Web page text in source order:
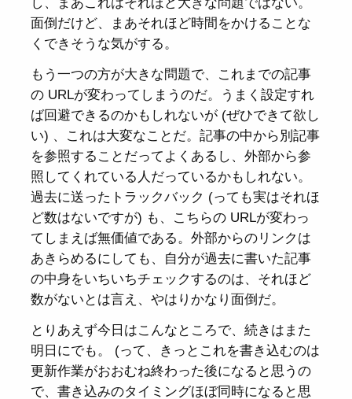
面倒だけど、まあそれほど時間をかけることな
くできそうな気がする。
もう一つの方が大きな問題で、これまでの記事
の URLが変わってしまうのだ。うまく設定すれ
ば回避できるのかもしれないが (ぜひできて欲し
い) 、これは大変なことだ。記事の中から別記事
を参照することだってよくあるし、外部から参
照してくれている人だっているかもしれない。
過去に送ったトラックバック (っても実はそれほ
ど数はないですが) も、こちらの URLが変わっ
てしまえば無価値である。外部からのリンクは
あきらめるにしても、自分が過去に書いた記事
の中身をいちいちチェックするのは、それほど
数がないとは言え、やはりかなり面倒だ。
とりあえず今日はこんなところで、続きはまた
明日にでも。 (って、きっとこれを書き込むのは
更新作業がおおむね終わった後になると思うの
で、書き込みのタイミングほぼ同時になると思